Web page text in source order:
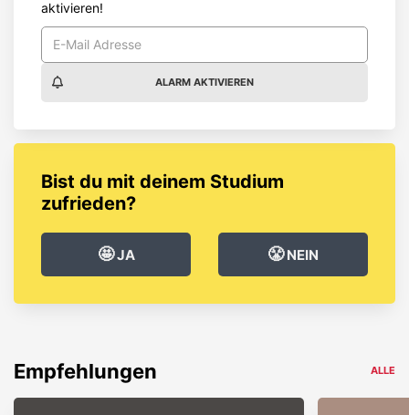
aktivieren!
ALARM AKTIVIEREN
Bist du mit deinem Studium
zufrieden?
🤩JA 😤NEIN
Empfehlungen ALLE